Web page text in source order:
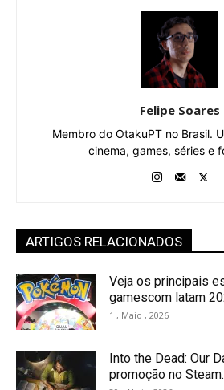
Felipe Soares
Membro do OtakuPT no Brasil.
cinema, games, séries e
ARTIGOS RELACIONADOS
Veja os principais
gamescom latam
1 , Maio , 2026
Into the Dead: Our
promoção no